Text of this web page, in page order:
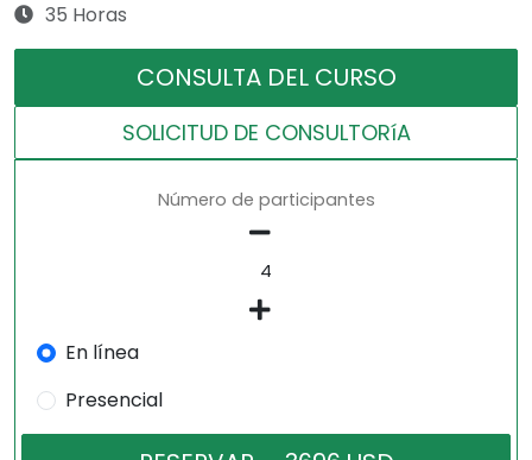
35 Horas
CONSULTA DEL CURSO
SOLICITUD DE CONSULTORíA
Número de participantes
En línea
Presencial